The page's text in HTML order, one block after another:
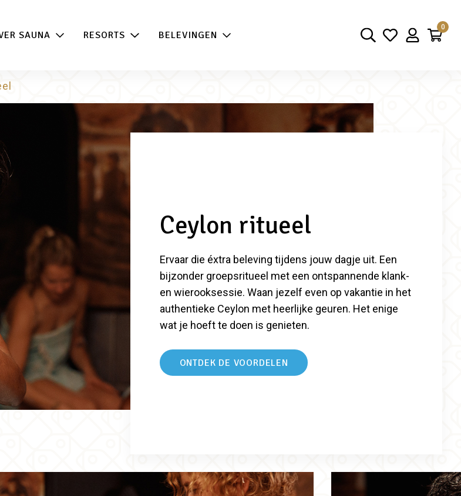
SAUNA RESORTS BELEVINGEN
0
Ceylon ritueel
Ervaar die éxtra beleving tijdens jouw dagje uit. Een
bijzonder groepsritueel met een ontspannende klank-
en wierooksessie. Waan jezelf even op vakantie in het
authentieke Ceylon met heerlijke geuren. Het enige
wat je hoeft te doen is genieten.
ONTDEK DE VOORDELEN